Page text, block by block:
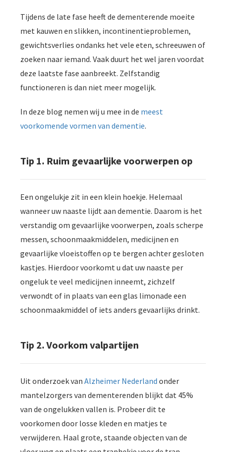
Tijdens de late fase heeft de dementerende moeite
met kauwen en slikken, incontinentieproblemen,
gewichtsverlies ondanks het vele eten, schreeuwen of
zoeken naar iemand. Vaak duurt het wel jaren voordat
deze laatste fase aanbreekt. Zelfstandig
functioneren is dan niet meer mogelijk.
In deze blog nemen wij u mee in de meest
voorkomende vormen van dementie.
Tip 1. Ruim gevaarlijke voorwerpen op
Een ongelukje zit in een klein hoekje. Helemaal
wanneer uw naaste lijdt aan dementie. Daarom is het
verstandig om gevaarlijke voorwerpen, zoals scherpe
messen, schoonmaakmiddelen, medicijnen en
gevaarlijke vloeistoffen op te bergen achter gesloten
kastjes. Hierdoor voorkomt u dat uw naaste per
ongeluk te veel medicijnen inneemt, zichzelf
verwondt of in plaats van een glas limonade een
schoonmaakmiddel of iets anders gevaarlijks drinkt.
Tip 2. Voorkom valpartijen
Uit onderzoek van Alzheimer Nederland onder
mantelzorgers van dementerenden blijkt dat 45%
van de ongelukken vallen is. Probeer dit te
voorkomen door losse kleden en matjes te
verwijderen. Haal grote, staande objecten van de